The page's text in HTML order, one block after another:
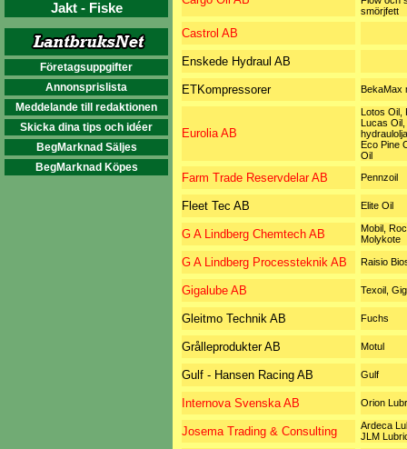
Jakt - Fiske
Företagsuppgifter
Annonsprislista
Meddelande till redaktionen
Skicka dina tips och idéer
BegMarknad Säljes
BegMarknad Köpes
smörjfett
Castrol AB
Enskede Hydraul AB
ETKompressorer BekaMax
Eurolia AB
Lotos Oil,
Lucas Oil,
Eco Pine
Oil
Farm Trade Reservdelar AB Pennzoil
Fleet Tec AB Elite Oil
G A Lindberg Chemtech AB
Mobil,
Molykote
G A Lindberg Processteknik AB Raisio
Gigalube AB Texoil,
Gleitmo Technik AB Fuchs
Grålleprodukter AB Motul
Gulf - Hansen Racing AB Gulf
Internova Svenska AB Orion
Josema Trading & Consulting
Ardeca
JLM